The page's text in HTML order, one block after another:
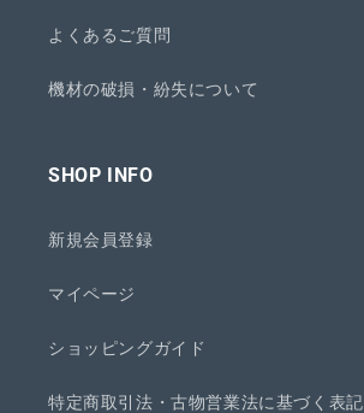
よくあるご質問
機材の破損・紛失について
SHOP INFO
新規会員登録
マイページ
ショッピングガイド
特定商取引法・古物営業法に基づく表記